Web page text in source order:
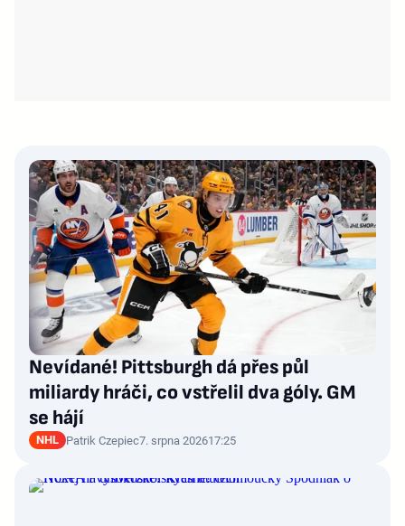
Nevídané! Pittsburgh dá přes půl
miliardy hráči, co vstřelil dva góly. GM
se hájí
NHL Patrik Czepiec7. srpna 202617:25